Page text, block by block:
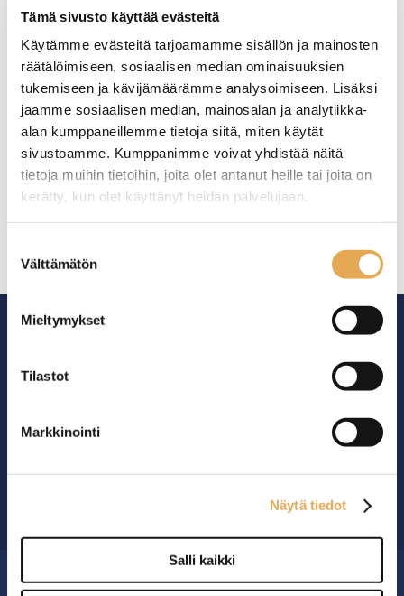
Tämä sivusto käyttää evästeitä
Käytämme evästeitä tarjoamamme sisällön ja mainosten
räätälöimiseen, sosiaalisen median ominaisuuksien
tukemiseen ja kävijämäärämme analysoimiseen. Lisäksi
jaamme sosiaalisen median, mainosalan ja analytiikka-
alan kumppaneillemme tietoja siitä, miten käytät
sivustoamme. Kumppanimme voivat yhdistää näitä
tietoja muihin tietoihin, joita olet antanut heille tai joita on
kerätty, kun olet käyttänyt heidän palvelujaan.
valinta
Välttämätön
Mieltymykset
Tilastot
Markkinointi
Näytä tiedot
Salli kaikki
Tämäkin laite sopivasti
rahoituksella
TUTUSTU ›
Ammattikeittiöiden asialla.
29 vuoden kokemuksella ympäri Suomen